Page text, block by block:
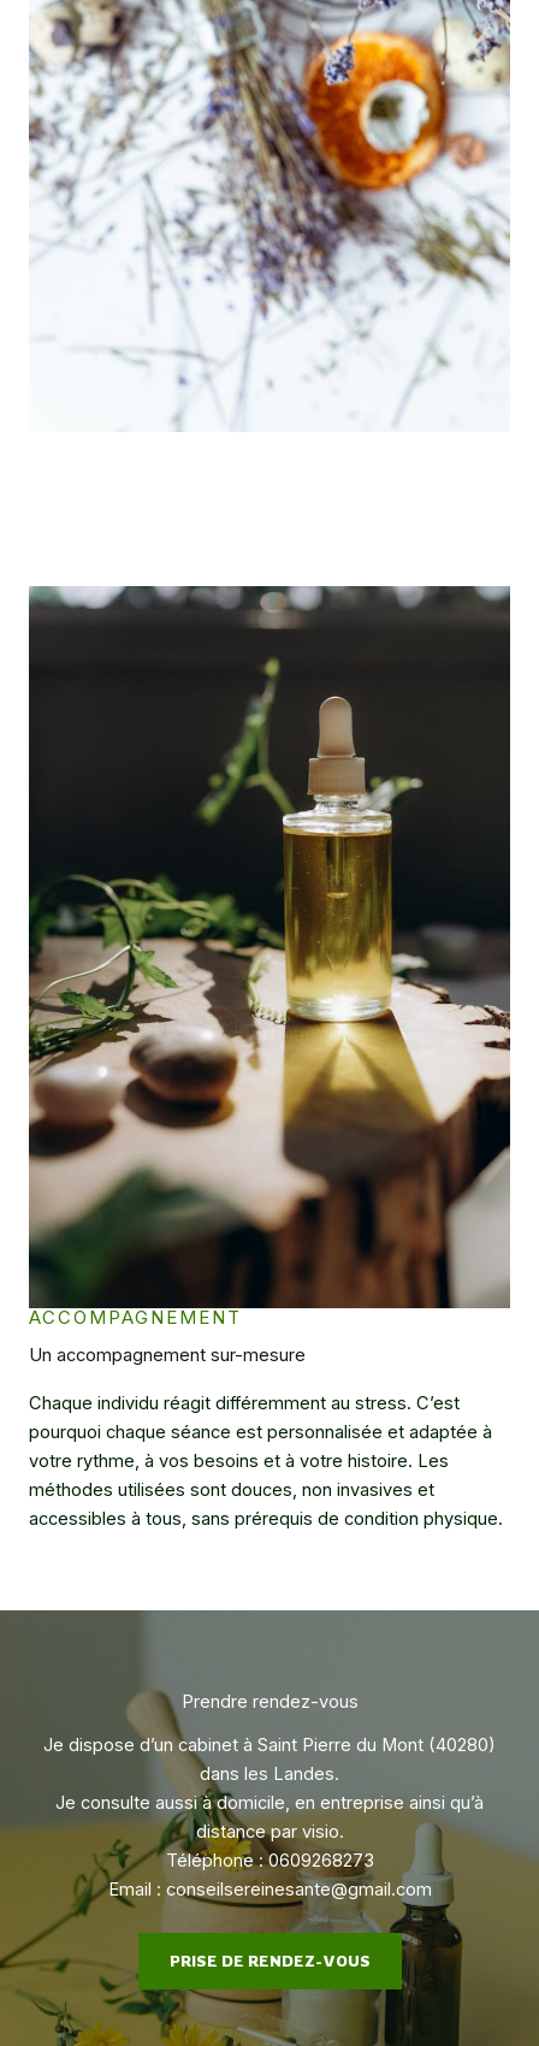
ACCOMPAGNEMENT
Un accompagnement sur-mesure
Chaque individu réagit différemment au stress. C’est
pourquoi chaque séance est personnalisée et adaptée à
votre rythme, à vos besoins et à votre histoire. Les
méthodes utilisées sont douces, non invasives et
accessibles à tous, sans prérequis de condition physique.
Prendre rendez-vous
Je dispose d’un cabinet à Saint Pierre du Mont (40280)
dans les Landes.
Je consulte aussi à domicile, en entreprise ainsi qu’à
distance par visio.
Téléphone :0609268273
Email : conseilsereinesante@gmail.com
PRISE DE RENDEZ-VOUS